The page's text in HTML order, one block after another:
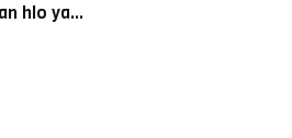
hlo ya…